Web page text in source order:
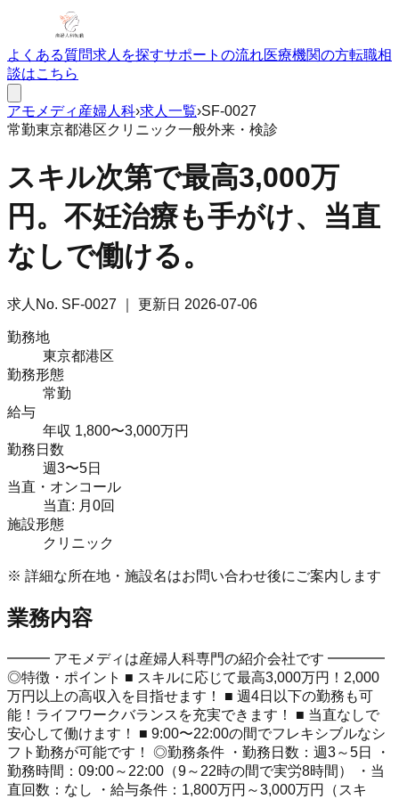
よくある質問求人を探すサポートの流れ医療機関の方転職相
談はこちら
アモメディ 産婦人科›求人一覧›SF-0027
常勤東京都港区クリニック一般外来・検診
スキル次第で最高3,000万
円。不妊治療も手がけ、当直
なしで働ける。
求人No. SF-0027 ｜ 更新日 2026-07-06
勤務地
東京都港区
勤務形態
常勤
給与
年収 1,800〜3,000万円
勤務日数
週3〜5日
当直・オンコール
当直: 月0回
施設形態
クリニック
※ 詳細な所在地・施設名はお問い合わせ後にご案内します
業務内容
━━━ アモメディは産婦人科専門の紹介会社です ━━━━
◎特徴・ポイント ■ スキルに応じて最高3,000万円！2,000
万円以上の高収入を目指せます！ ■ 週4日以下の勤務も可
能！ライフワークバランスを充実できます！ ■ 当直なしで
安心して働けます！ ■ 9:00〜22:00の間でフレキシブルなシ
フト勤務が可能です！ ◎勤務条件 ・勤務日数：週3～5日 ・
勤務時間：09:00～22:00（9～22時の間で実労8時間） ・当
直回数：なし ・給与条件：1,800万円～3,000万円（スキ